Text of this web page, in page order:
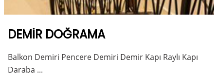
DEMIR DOĞRAMA
Balkon Demiri Pencere Demiri Demir Kapı Raylı Kapı
Daraba ...